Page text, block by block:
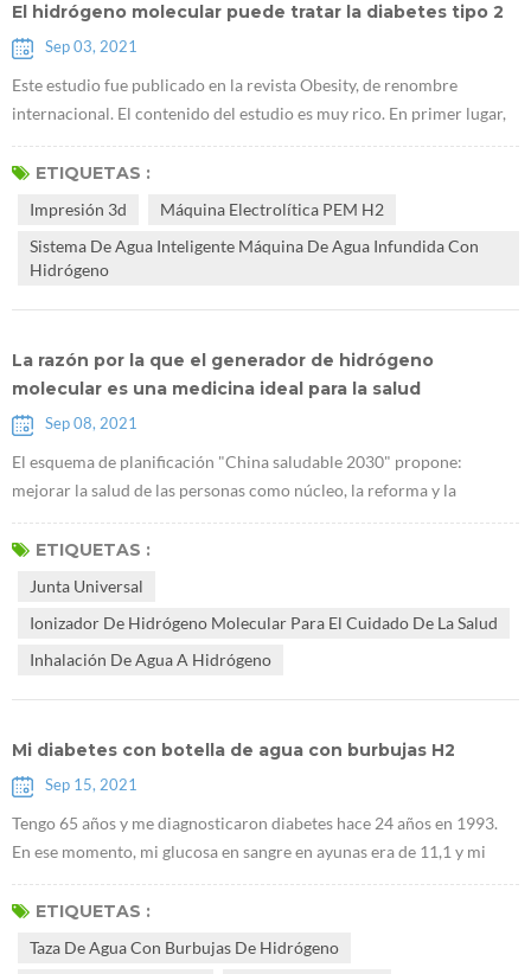
El hidrógeno molecular puede tratar la diabetes tipo 2
Sep 03, 2021
Este estudio fue publicado en la revista Obesity, de renombre
internacional. El contenido del estudio es muy rico. En primer lugar,
encontraron queE máquina lectrolítica PEM H2 puede promover la
acumulación de glucógeno en el hígado. Utilizaron ratones db / db
que Generado...
ETIQUETAS :
Impresión 3d
Máquina Electrolítica PEM H2
Sistema De Agua Inteligente Máquina De Agua Infundida Con
Hidrógeno
La razón por la que el generador de hidrógeno
molecular es una medicina ideal para la salud
Sep 08, 2021
El esquema de planificación "China saludable 2030" propone:
mejorar la salud de las personas como núcleo, la reforma y la
innovación de los mecanismos institucionales como fuerza motriz, y
centrarse en popularizar la vida sana, optimizar los servicios de salud,
naci...
ETIQUETAS :
Junta Universal
Ionizador De Hidrógeno Molecular Para El Cuidado De La Salud
Inhalación De Agua A Hidrógeno
Mi diabetes con botella de agua con burbujas H2
Sep 15, 2021
Tengo 65 años y me diagnosticaron diabetes hace 24 años en 1993.
En ese momento, mi glucosa en sangre en ayunas era de 11,1 y mi
glucosa en sangre 2 horas después de las comidas era de 15,8. El
doctor me recetó dos medicinas, FENFORMINI CLORHIDRATO y D
ETIQUETAS :
Taza De Agua Con Burbujas De Hidrógeno